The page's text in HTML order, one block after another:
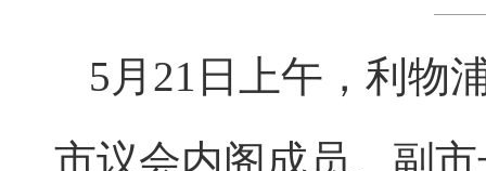
5月21日上午，利物
市议会内阁成员、副